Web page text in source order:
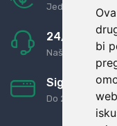
bi
Jednostavno
24/7
Naši agenti
Sigurno
Do 24 rata bez